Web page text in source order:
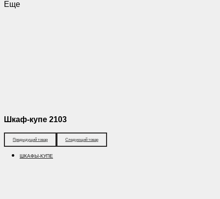
Еще
Шкаф-купе 2103
Предыдущий товар Следующий товар
ШКАФЫ-КУПЕ